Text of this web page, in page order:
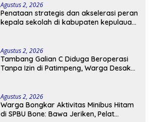
Agustus 2, 2026
Penataan strategis dan akselerasi peran
kepala sekolah di kabupaten kepulauan
Agustus 2, 2026
Tambang Galian C Diduga Beroperasi
Tanpa Izin di Patimpeng, Warga Desak
Agustus 2, 2026
Warga Bongkar Aktivitas Minibus Hitam
di SPBU Bone: Bawa Jeriken, Pelat